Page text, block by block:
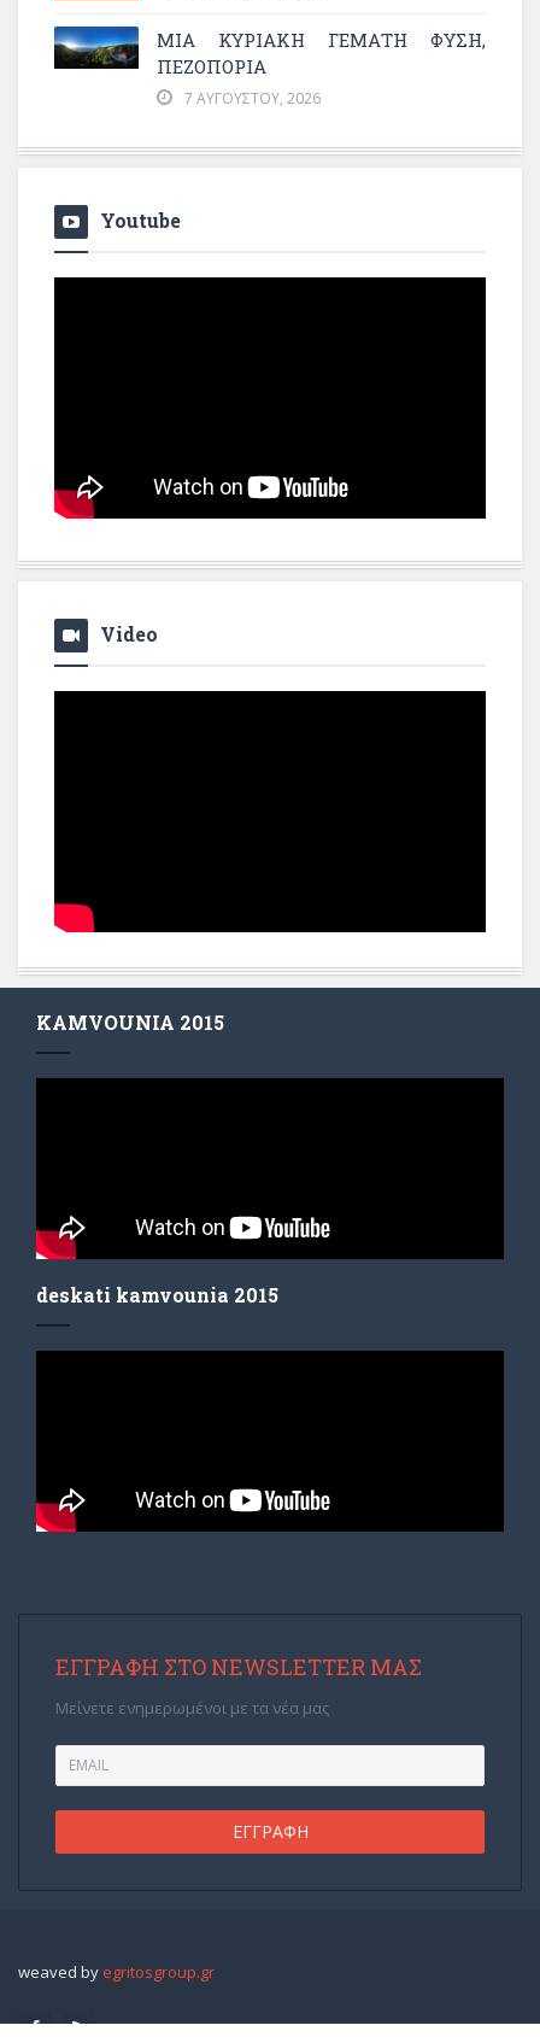
ΜΙΑ ΚΥΡΙΑΚΉ ΓΕΜΆΤΗ ΦΎΣΗ,
ΠΕΖΟΠΟΡΊΑ
7 ΑΥΓΟΎΣΤΟΥ, 2026
Youtube
Video
KAMVOUNIA 2015
deskati kamvounia 2015
ΕΓΓΡΑΦΉ ΣΤΟ NEWSLETTER ΜΑΣ
Μείνετε ενημερωμένοι με τα νέα μας
weaved by egritosgroup.gr